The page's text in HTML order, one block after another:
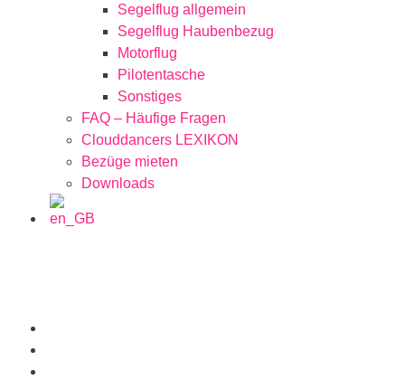
Segelflug allgemein
Segelflug Haubenbezug
Motorflug
Pilotentasche
Sonstiges
FAQ – Häufige Fragen
Clouddancers LEXIKON
Bezüge mieten
Downloads